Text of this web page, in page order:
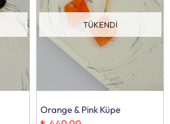
TÜKENDI
Orange & Pink Küpe